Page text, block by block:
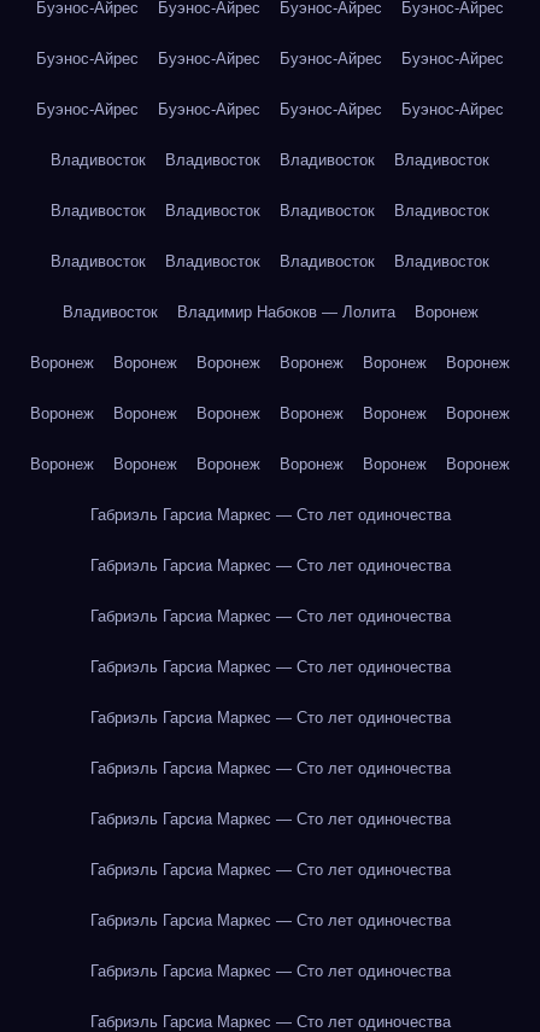
Буэнос-Айрес Буэнос-Айрес Буэнос-Айрес Буэнос-Айрес
Буэнос-Айрес Буэнос-Айрес Буэнос-Айрес Буэнос-Айрес
Буэнос-Айрес Буэнос-Айрес Буэнос-Айрес Буэнос-Айрес
Владивосток Владивосток Владивосток Владивосток
Владивосток Владивосток Владивосток Владивосток
Владивосток Владивосток Владивосток Владивосток
Владивосток Владимир Набоков — Лолита Воронеж
Воронеж Воронеж Воронеж Воронеж Воронеж Воронеж
Воронеж Воронеж Воронеж Воронеж Воронеж Воронеж
Воронеж Воронеж Воронеж Воронеж Воронеж Воронеж
Габриэль Гарсиа Маркес — Сто лет одиночества
Габриэль Гарсиа Маркес — Сто лет одиночества
Габриэль Гарсиа Маркес — Сто лет одиночества
Габриэль Гарсиа Маркес — Сто лет одиночества
Габриэль Гарсиа Маркес — Сто лет одиночества
Габриэль Гарсиа Маркес — Сто лет одиночества
Габриэль Гарсиа Маркес — Сто лет одиночества
Габриэль Гарсиа Маркес — Сто лет одиночества
Габриэль Гарсиа Маркес — Сто лет одиночества
Габриэль Гарсиа Маркес — Сто лет одиночества
Габриэль Гарсиа Маркес — Сто лет одиночества